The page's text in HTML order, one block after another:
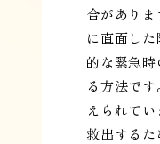
合があり
に直面し
的な緊急
る方法です
えられて
救出する